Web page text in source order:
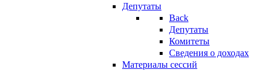
Депутаты
Back
Депутаты
Комитеты
Сведения о доходах
Материалы сессий